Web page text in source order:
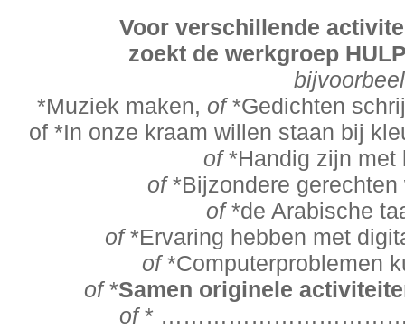
Voor verschillende
zoekt de werkgroep
*Muziek maken, of*Gedichten
of *In onze kraam willen staan bij
of*Handig zijn met
of*Bijzondere gerechten
of*de Arabische
of*Ervaring hebben met
of*Computerproblemen
of*Samen originele
of*